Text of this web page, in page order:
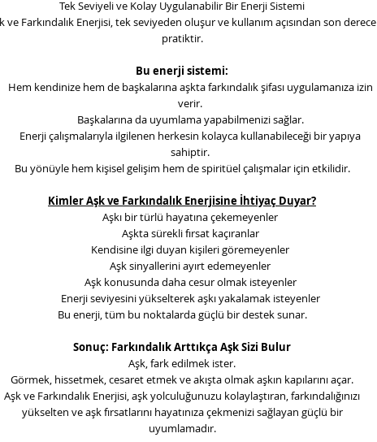
Tek Seviyeli ve Kolay Uygulanabilir Bir Enerji Sistemi
ve Farkındalık Enerjisi, tek seviyeden oluşur ve kullanım açısından son derece
pratiktir.
Bu enerji sistemi:
Hem kendinize hem de başkalarına aşkta farkındalık şifası uygulamanıza izin
verir.
Başkalarına da uyumlama yapabilmenizi sağlar.
Enerji çalışmalarıyla ilgilenen herkesin kolayca kullanabileceği bir yapıya
sahiptir.
Bu yönüyle hem kişisel gelişim hem de spiritüel çalışmalar için etkilidir.
Kimler Aşk ve Farkındalık Enerjisine İhtiyaç Duyar?
Aşkı bir türlü hayatına çekemeyenler
Aşkta sürekli fırsat kaçıranlar
Kendisine ilgi duyan kişileri göremeyenler
Aşk sinyallerini ayırt edemeyenler
Aşk konusunda daha cesur olmak isteyenler
Enerji seviyesini yükselterek aşkı yakalamak isteyenler
Bu enerji, tüm bu noktalarda güçlü bir destek sunar.
Sonuç: Farkındalık Arttıkça Aşk Sizi Bulur
Aşk, fark edilmek ister.
Görmek, hissetmek, cesaret etmek ve akışta olmak aşkın kapılarını açar.
Aşk ve Farkındalık Enerjisi, aşk yolculuğunuzu kolaylaştıran, farkındalığınızı
yükselten ve aşk fırsatlarını hayatınıza çekmenizi sağlayan güçlü bir
uyumlamadır.